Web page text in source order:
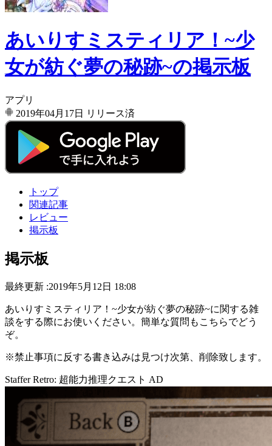
あいりすミスティリア！~少
女が紡ぐ夢の秘跡~の掲示板
アプリ
2019年04月17日
リリース済
トップ
関連記事
レビュー
掲示板
掲示板
最終更新 :2019年5月12日 18:08
あいりすミスティリア！~少女が紡ぐ夢の秘跡~に関する雑
談をする際にお使いください。簡単な質問もこちらでどう
ぞ。
※禁止事項に反する書き込みは見つけ次第、削除致します。
Staffer Retro: 超能力推理クエスト AD